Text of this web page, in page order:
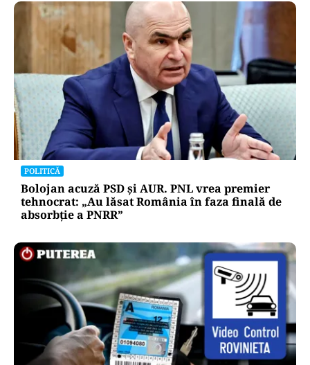
POLITICĂ
Bolojan acuză PSD și AUR. PNL vrea premier
tehnocrat: „Au lăsat România în faza finală de
absorbţie a PNRR”